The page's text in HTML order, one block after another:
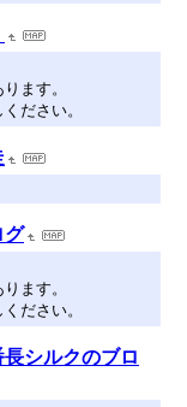
ます。
ださい。
グ
ます。
ださい。
シルクのブロ